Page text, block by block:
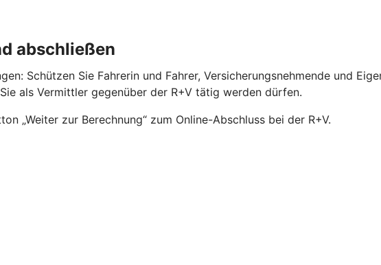
abschließen
Schützen Sie Fahrerin und Fahrer, Versicherungsnehmende und
als Vermittler gegenüber der R+V tätig werden dürfen.
„Weiter zur Berechnung“ zum Online-Abschluss bei der R+V.